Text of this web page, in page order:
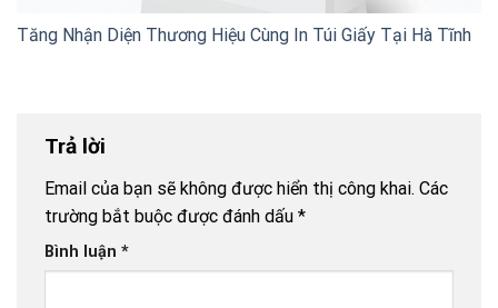
Tăng Nhận Diện Thương Hiệu Cùng In Túi Giấy Tại Hà Tĩnh
Trả lời
Email của bạn sẽ không được hiển thị công khai. Các
trường bắt buộc được đánh dấu *
Bình luận *